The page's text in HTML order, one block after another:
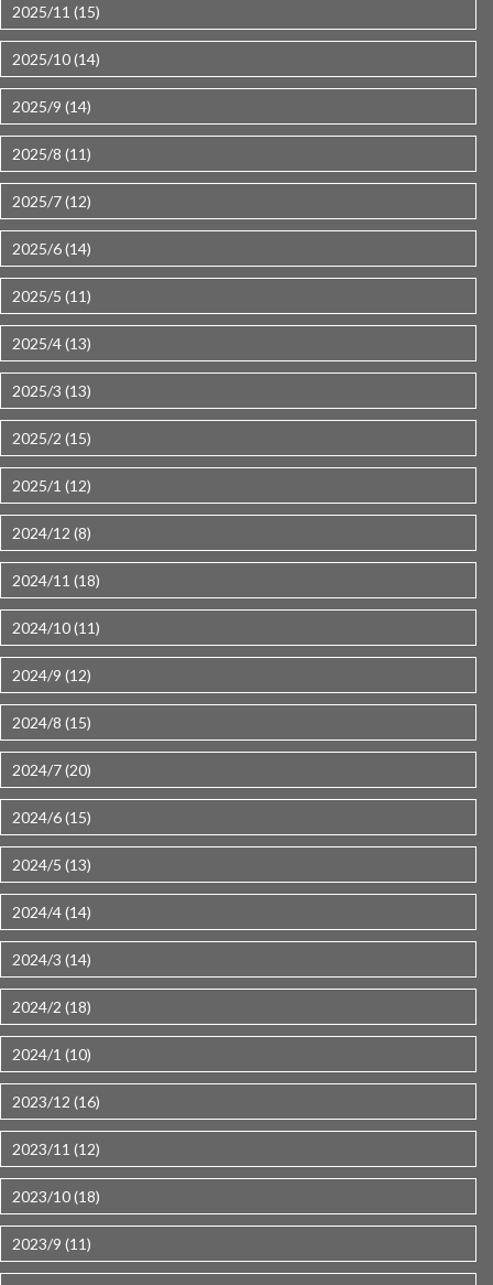
2025/11 (15)
2025/10 (14)
2025/9 (14)
2025/8 (11)
2025/7 (12)
2025/6 (14)
2025/5 (11)
2025/4 (13)
2025/3 (13)
2025/2 (15)
2025/1 (12)
2024/12 (8)
2024/11 (18)
2024/10 (11)
2024/9 (12)
2024/8 (15)
2024/7 (20)
2024/6 (15)
2024/5 (13)
2024/4 (14)
2024/3 (14)
2024/2 (18)
2024/1 (10)
2023/12 (16)
2023/11 (12)
2023/10 (18)
2023/9 (11)